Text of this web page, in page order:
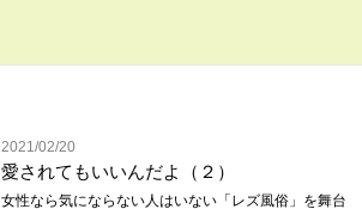
2021/02/20
愛されてもいいんだよ（２）
女性なら気にならない人はいない「レズ風俗」を舞台